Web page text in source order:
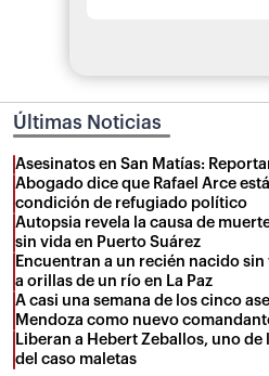
Últimas Noticias
Asesinatos en San Matías:
Abogado dice que Rafael Arce
condición de refugiado político
Autopsia revela la causa de
sin vida en Puerto Suárez
Encuentran a un recién nacido
a orillas de un río en La Paz
A casi una semana de los cinco
Mendoza como nuevo
Liberan a Hebert Zeballos, uno
del caso maletas